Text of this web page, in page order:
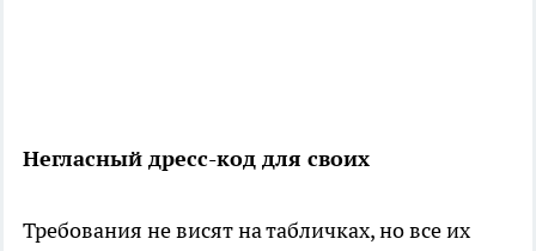
Негласный дресс-код для своих
Требования не висят на табличках, но все их